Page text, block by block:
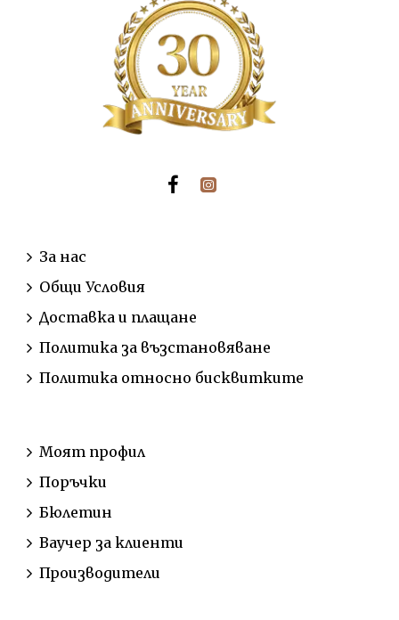
За нас
Общи Условия
Доставка и плащане
Политика за възстановяване
Политика относно бисквитките
Моят профил
Поръчки
Бюлетин
Ваучер за клиенти
Производители